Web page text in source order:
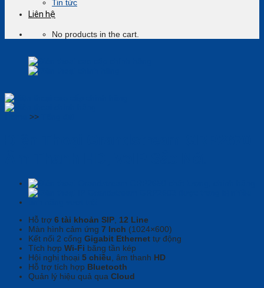
Tin tức
Liên hệ
No products in the cart.
>>
Hỗ trợ 6 tài khoản SIP 12 Line
Màn hình cảm ứng 7 Inch (1024×600)
Kết nối 2 cổng Gigabit Ethernet tự động
Tích hợp Wi-Fi băng tần kép
Hội nghị thoại 5 chiều , âm thanh HD
Hỗ trợ tích hợp Bluetooth
Quản lý hiệu quả qua Cloud